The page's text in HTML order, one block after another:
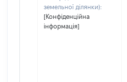
земельної ділянки):
[Конфіденційна
інформація]